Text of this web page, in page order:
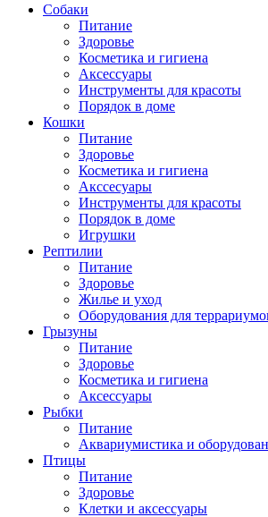
Собаки
Питание
Здоровье
Косметика и гигиена
Аксессуары
Инструменты для красоты
Порядок в доме
Кошки
Питание
Здоровье
Косметика и гигиена
Акссесуары
Инструменты для красоты
Порядок в доме
Игрушки
Рептилии
Питание
Здоровье
Жилье и уход
Оборудования для
Грызуны
Питание
Здоровье
Косметика и гигиена
Аксессуары
Рыбки
Питание
Аквариумистика и
Птицы
Питание
Здоровье
Клетки и аксессуары